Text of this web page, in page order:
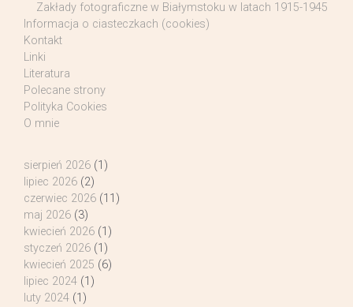
Zakłady fotograficzne w Białymstoku w latach 1915-1945
Informacja o ciasteczkach (cookies)
Kontakt
Linki
Literatura
Polecane strony
Polityka Cookies
O mnie
sierpień 2026 (1)
lipiec 2026 (2)
czerwiec 2026 (11)
maj 2026 (3)
kwiecień 2026 (1)
styczeń 2026 (1)
kwiecień 2025 (6)
lipiec 2024 (1)
luty 2024 (1)